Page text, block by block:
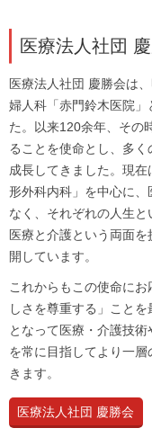
医療法人社団
医療法人社団 慶勝会は
婦人科「赤門鈴木医院」
た。以来120余年、その
ることを使命とし、多
成長してきました。現
形外科内科」を中心に、
なく、それぞれの人生
医療と介護という両面
開しています。
これからもこの使命に
しさを尊重する」こと
となって医療・介護技
を常に目指してより一
きます。
医療法人社団 慶勝会